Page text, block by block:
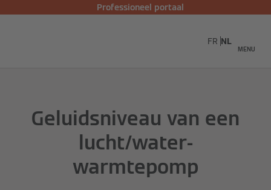
Professioneel portaal
MENU
FR NL
Geluidsniveau van een
lucht/water-
warmtepomp